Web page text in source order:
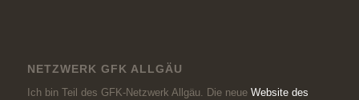
NETZWERK GFK ALLGÄU
Ich bin Teil des GFK-Netzwerk Allgäu. Die neue Website des